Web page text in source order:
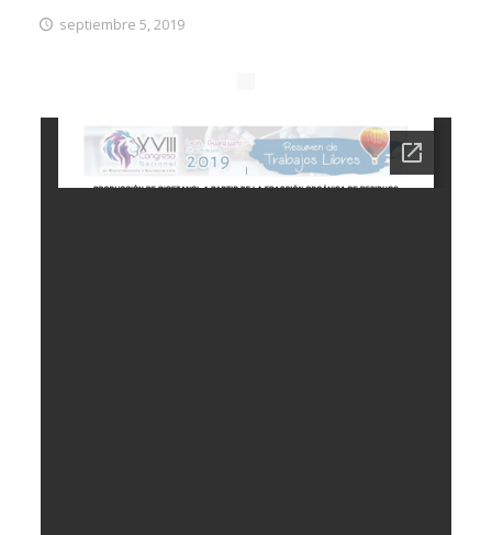
septiembre 5, 2019